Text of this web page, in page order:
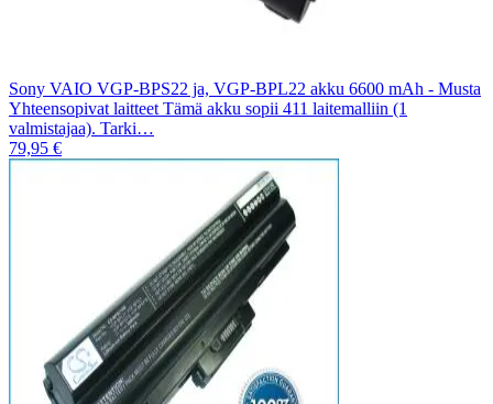
Sony VAIO VGP-BPS22 ja, VGP-BPL22 akku 6600 mAh - Musta
Yhteensopivat laitteet Tämä akku sopii 411 laitemalliin (1
valmistajaa). Tarki…
79,95 €